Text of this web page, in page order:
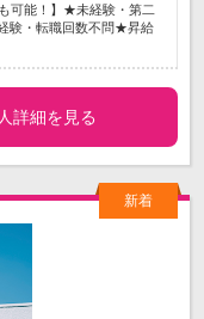
可能！】★未経験・第二
験・転職回数不問★昇給
詳細を見る